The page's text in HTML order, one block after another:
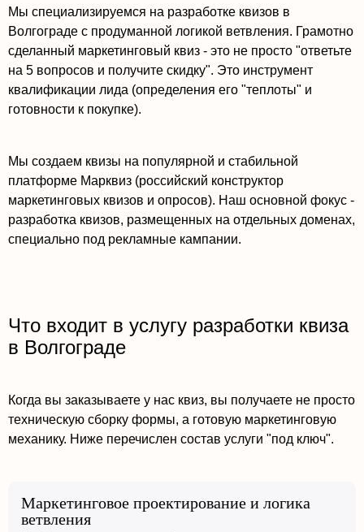
Мы специализируемся на разработке квизов в
Волгограде с продуманной логикой ветвления. Грамотно
сделанный маркетинговый квиз - это не просто "ответьте
на 5 вопросов и получите скидку". Это инструмент
квалификации лида (определения его "теплоты" и
готовности к покупке).
Мы создаем квизы на популярной и стабильной
платформе Марквиз (российский конструктор
маркетинговых квизов и опросов). Наш основной фокус -
разработка квизов, размещенных на отдельных доменах,
специально под рекламные кампании.
Что входит в услугу разработки квиза
в Волгограде
Когда вы заказываете у нас квиз, вы получаете не просто
техническую сборку формы, а готовую маркетинговую
механику. Ниже перечислен состав услуги "под ключ".
Маркетинговое проектирование и логика
ветвления